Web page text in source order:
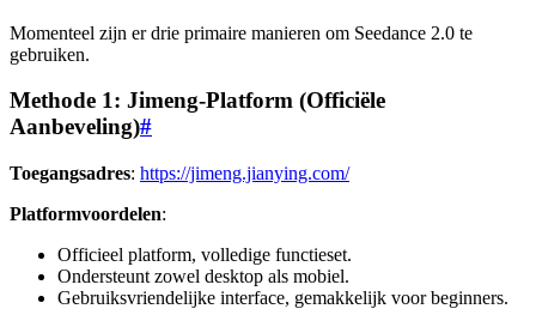
Momenteel zijn er drie primaire manieren om Seedance 2.0 te
gebruiken.
Methode 1: Jimeng-Platform (Officiële
Aanbeveling)#
Toegangsadres: https://jimeng.jianying.com/
Platformvoordelen:
Officieel platform, volledige functieset.
Ondersteunt zowel desktop als mobiel.
Gebruiksvriendelijke interface, gemakkelijk voor beginners.